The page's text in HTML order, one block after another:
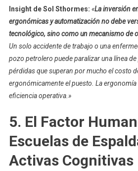
Insight de Sol Sthormes: «La inversión
ergonómicas y automatización no debe
tecnológico, sino como un mecanismo de
Un solo accidente de trabajo o una
pozo petrolero puede paralizar una línea
pérdidas que superan por mucho el costo
ergonómicamente el puesto. La
eficiencia operativa.»
5. El Factor
Escuelas de
Activas Cognitivas